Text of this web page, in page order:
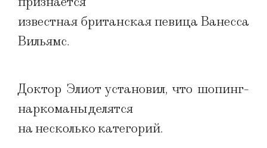
известная британская певица Ванесса
Вильямс.
Доктор Элиот установил, что шопинг-
наркоманы делятся
на несколько категорий.